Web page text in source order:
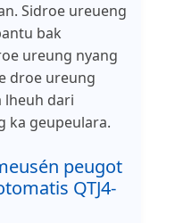
Sidroe ureueng
bak
ureung nyang
droe ureung
lheuh dari
ka geupeulara.
peugot
QTJ4-